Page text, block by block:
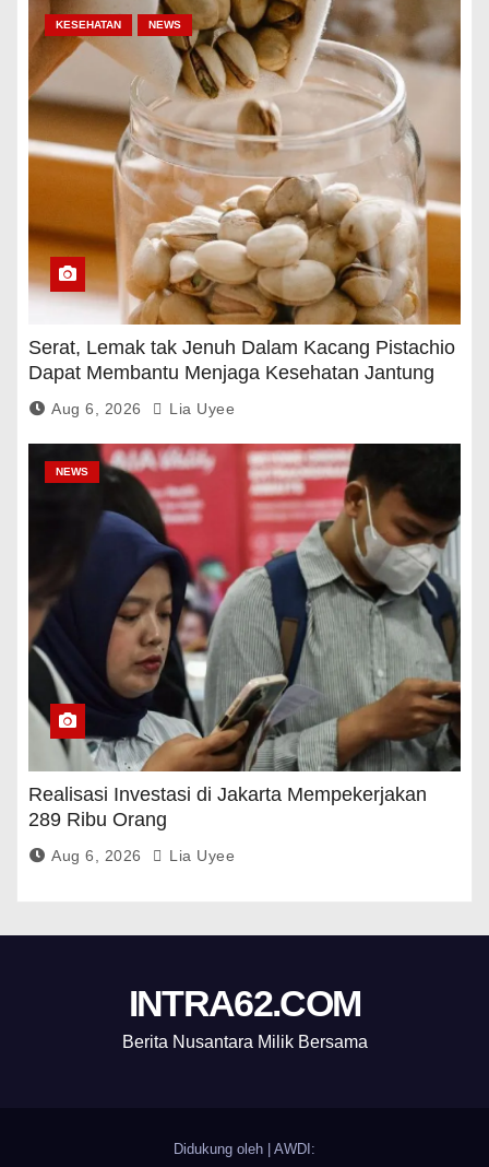
KESEHATAN NEWS
Serat, Lemak tak Jenuh Dalam Kacang Pistachio
Dapat Membantu Menjaga Kesehatan Jantung
Dan Gula Darah
Aug 6, 2026 Lia Uyee
NEWS
Realisasi Investasi di Jakarta Mempekerjakan
289 Ribu Orang
Aug 6, 2026 Lia Uyee
INTRA62.COM
Berita Nusantara Milik Bersama
Didukung oleh AWDI: